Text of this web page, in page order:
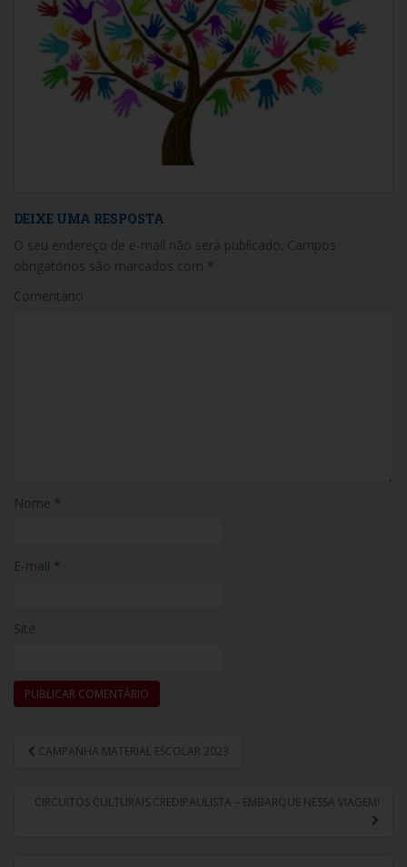
DEIXE UMA RESPOSTA
O seu endereço de e-mail não será publicado. Campos
obrigatórios são marcados com *
Comentário
Nome *
E-mail *
Site
Navegação de Post
CAMPANHA MATERIAL ESCOLAR 2023
CIRCUITOS CULTURAIS CREDIPAULISTA – EMBARQUE NESSA VIAGEM!